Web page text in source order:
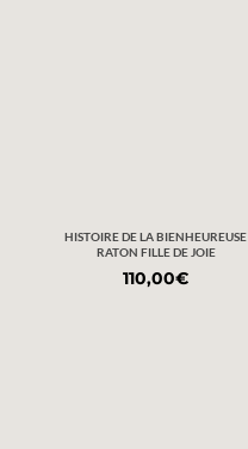
HISTOIRE DE LA BIENHEUREUSE
RATON FILLE DE JOIE
110,00€